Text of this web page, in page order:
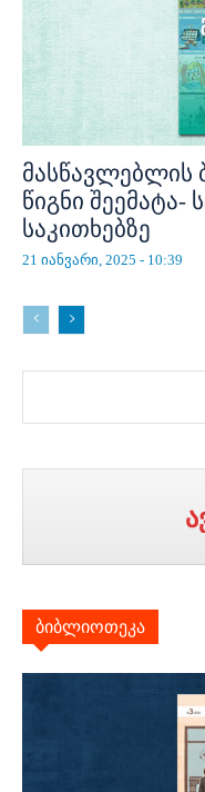
მასწავლებლის
წიგნი შეემატა-
საკითხებზე
21 იანვარი, 2025 - 10:39
ბიბლიოთეკა